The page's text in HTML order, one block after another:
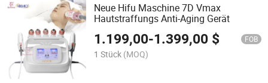
Neue Hifu Maschine 7D Vmax
Hautstraffungs Anti-Aging Gerät
1.199,00-1.399,00 $ FOB
1 Stück (MOQ)